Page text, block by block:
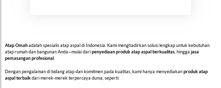
Atap Omahadalah spesialis atap aspal di Indonesia. Kami menghadirkan solusi lengkap untuk kebutuhan
atap rumah dan bangunan Anda—mulai daripenyediaan produk atap aspal berkualitas , hingga jasa
pemasangan profesional
Dengan pengalaman di bidang atap dan komitmen pada kualitas, kami hanya menyediakanproduk atap
aspal terbaikdari merek-merek terpercaya dunia, seperti: